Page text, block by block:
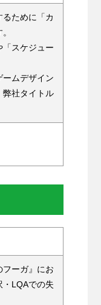
ために「カ
「スケジュー
ムデザイン
弊社タイトル
ーガ』にお
・LQAでの失